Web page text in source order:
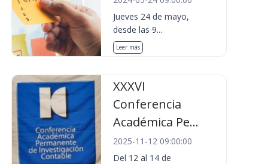
Jueves 24 de mayo,
desde las 9...
Leer más
XXXVI
Conferencia
Académica Pe...
2025-11-12 09:00:00
Del 12 al 14 de